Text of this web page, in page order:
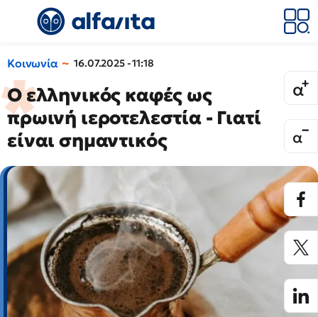
Κοινωνία 16.07.2025 - 11:18
Ο ελληνικός καφές ως
πρωινή ιεροτελεστία - Γιατί
είναι σημαντικός